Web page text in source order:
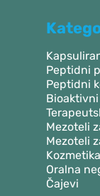
Peptidni
Peptidni
Mezoteli
Mezoteli
Oralna
Čajevi